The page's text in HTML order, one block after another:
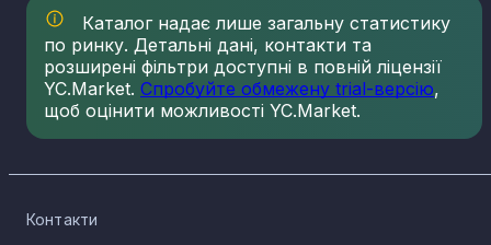
Ринок нерудної промисловості в Херсонській області
сформований різними КВЕДами, кожен із яких має свою
частку зареєстрованих компаній. Основні КВЕД нерудної
промисловості в Херсонській області та кількість
зареєстрованих по ньому компаній і ФОП на 07.08.2026:
23.70 Різання будівельного каменю - 48
Каталог надає лише загальну статистику
по ринку. Детальні дані, контакти та
розширені фільтри доступні в повній ліцензії
YC.Market. Спробуйте обмежену trial-версію,
щоб оцінити можливості YC.Market.
Контакти